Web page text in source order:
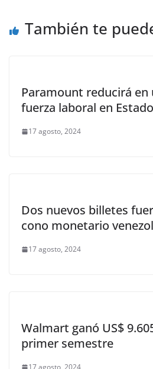
También te
Paramount reducirá en
fuerza laboral en
17 agosto, 2024
Dos nuevos billetes
cono monetario
17 agosto, 2024
Walmart ganó US$
primer semestre
17 agosto, 2024